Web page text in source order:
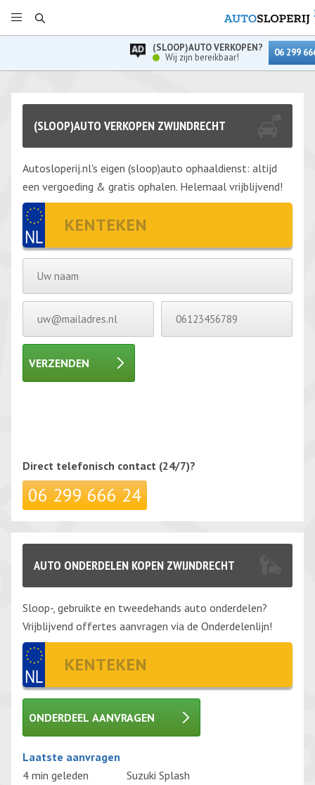
(SLOOP)AUTO VERKOPEN?
Wij zijn bereikbaar!
06 299
(SLOOP)AUTO VERKOPEN ZWIJNDRECHT
Autosloperij.nl's eigen (sloop)auto ophaaldienst: altijd
een vergoeding & gratis ophalen. Helemaal vrijblijvend!
VERZENDEN
Direct telefonisch contact (24/7)?
06 299 666 24
AUTO ONDERDELEN KOPEN ZWIJNDRECHT
Sloop-, gebruikte en tweedehands auto onderdelen?
Vrijblijvend offertes aanvragen via de Onderdelenlijn!
ONDERDEEL AANVRAGEN
Gelieve dit veld leeg te laten.
Laatste aanvragen
4 min geleden
Suzuki Splash